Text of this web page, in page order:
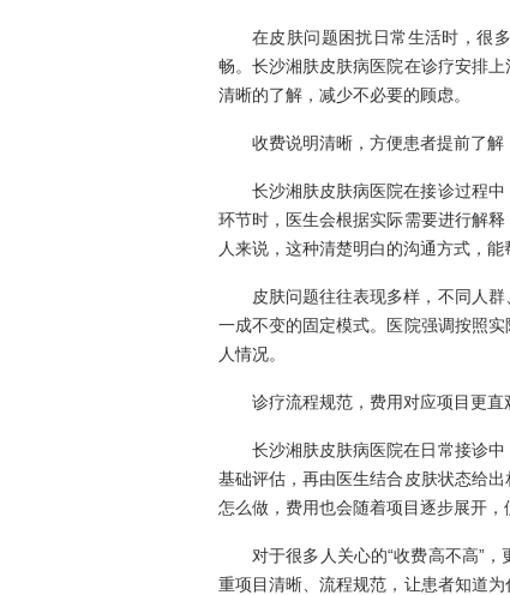
在皮肤问题困扰日常生活时，很
畅。长沙湘肤皮肤病医院在诊疗安排
清晰的了解，减少不必要的顾虑。
收费说明清晰，方便患者提前了解
长沙湘肤皮肤病医院在接诊过程
环节时，医生会根据实际需要进行解
人来说，这种清楚明白的沟通方式，能
皮肤问题往往表现多样，不同人
一成不变的固定模式。医院强调按照
人情况。
诊疗流程规范，费用对应项目更直
长沙湘肤皮肤病医院在日常接诊
基础评估，再由医生结合皮肤状态给
怎么做，费用也会随着项目逐步展开，
对于很多人关心的“收费高不高”
重项目清晰、流程规范，让患者知道